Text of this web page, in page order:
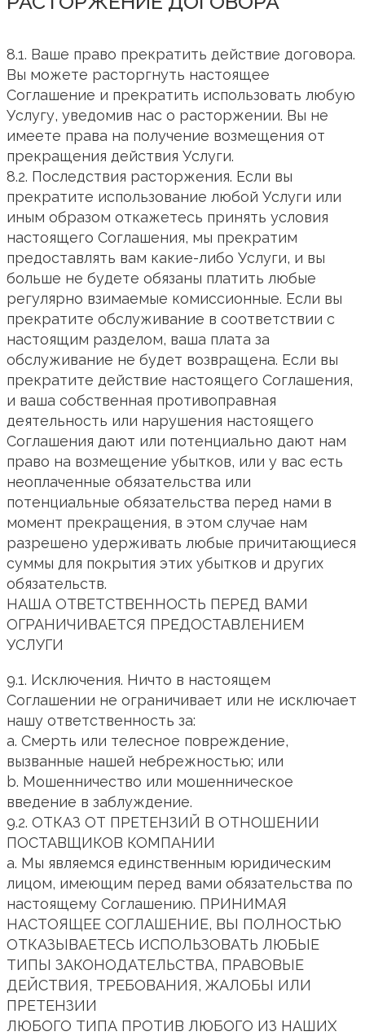
8.1. Ваше право прекратить действие договора.
Вы можете расторгнуть настоящее
Соглашение и прекратить использовать любую
Услугу, уведомив нас о расторжении. Вы не
имеете права на получение возмещения от
прекращения действия Услуги.
8.2. Последствия расторжения. Если вы
прекратите использование любой Услуги или
иным образом откажетесь принять условия
настоящего Соглашения, мы прекратим
предоставлять вам какие-либо Услуги, и вы
больше не будете обязаны платить любые
регулярно взимаемые комиссионные. Если вы
прекратите обслуживание в соответствии с
настоящим разделом, ваша плата за
обслуживание не будет возвращена. Если вы
прекратите действие настоящего Соглашения,
и ваша собственная противоправная
деятельность или нарушения настоящего
Соглашения дают или потенциально дают нам
право на возмещение убытков, или у вас есть
неоплаченные обязательства или
потенциальные обязательства перед нами в
момент прекращения, в этом случае нам
разрешено удерживать любые причитающиеся
суммы для покрытия этих убытков и других
обязательств.
НАША ОТВЕТСТВЕННОСТЬ ПЕРЕД ВАМИ
ОГРАНИЧИВАЕТСЯ ПРЕДОСТАВЛЕНИЕМ
УСЛУГИ
9.1. Исключения. Ничто в настоящем
Соглашении не ограничивает или не исключает
нашу ответственность за:
a. Смерть или телесное повреждение,
вызванные нашей небрежностью; или
b. Мошенничество или мошенническое
введение в заблуждение.
9.2. ОТКАЗ ОТ ПРЕТЕНЗИЙ В ОТНОШЕНИИ
ПОСТАВЩИКОВ КОМПАНИИ
a. Мы являемся единственным юридическим
лицом, имеющим перед вами обязательства по
настоящему Соглашению. ПРИНИМАЯ
НАСТОЯЩЕЕ СОГЛАШЕНИЕ, ВЫ ПОЛНОСТЬЮ
ОТКАЗЫВАЕТЕСЬ ИСПОЛЬЗОВАТЬ ЛЮБЫЕ
ТИПЫ ЗАКОНОДАТЕЛЬСТВА, ПРАВОВЫЕ
ДЕЙСТВИЯ, ТРЕБОВАНИЯ, ЖАЛОБЫ ИЛИ
ПРЕТЕНЗИИ
ЛЮБОГО ТИПА ПРОТИВ ЛЮБОГО ИЗ НАШИХ